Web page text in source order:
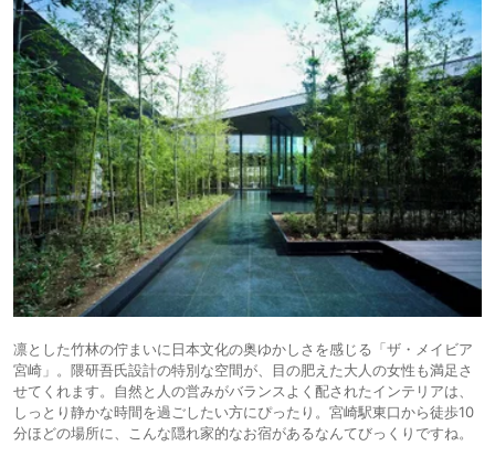
凛とした竹林の佇まいに日本文化の奥ゆかしさを感じる「ザ・メイビア
宮崎」。隈研吾氏設計の特別な空間が、目の肥えた大人の女性も満足さ
せてくれます。自然と人の営みがバランスよく配されたインテリアは、
しっとり静かな時間を過ごしたい方にぴったり。宮崎駅東口から徒歩10
分ほどの場所に、こんな隠れ家的なお宿があるなんてびっくりですね。